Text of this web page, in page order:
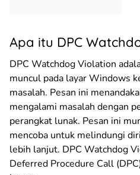
Apa itu DPC
DPC Watchdog Violation
muncul pada layar Windows
masalah. Pesan ini
mengalami masalah dengan
perangkat lunak. Pesan ini
mencoba untuk melindungi
lebih lanjut. DPC Watchdog
Deferred Procedure Call